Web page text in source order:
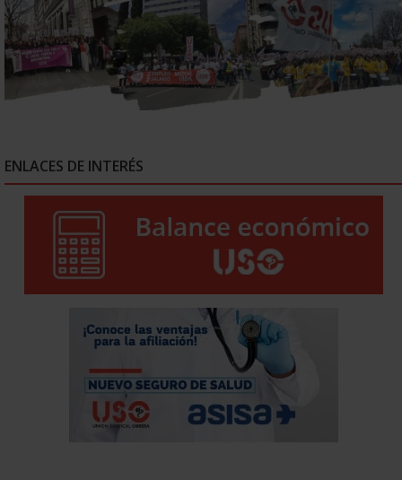
ENLACES DE INTERÉS